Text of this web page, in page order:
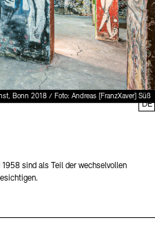
Bonn 2018 / Foto: Andreas [FranzXaver] Süß
1958 sind als Teil der wechselvollen
DE